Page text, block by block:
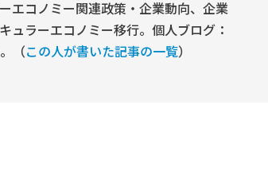
エコノミー関連政策・企業動向、企業
ュラーエコノミー移行。個人ブログ：
（この人が書いた記事の一覧）